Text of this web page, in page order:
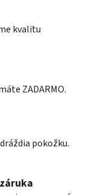
kvalitu
ZADARMO.
pokožku.